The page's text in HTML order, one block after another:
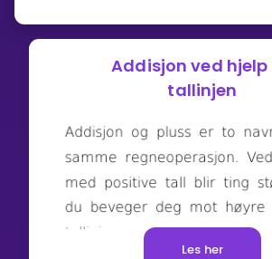
Addisjon ved
tallinjen
Les her